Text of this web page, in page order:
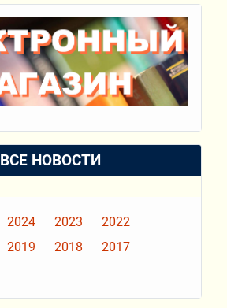
ВСЕ НОВОСТИ
2024 2023
2022
2019 2018
2017